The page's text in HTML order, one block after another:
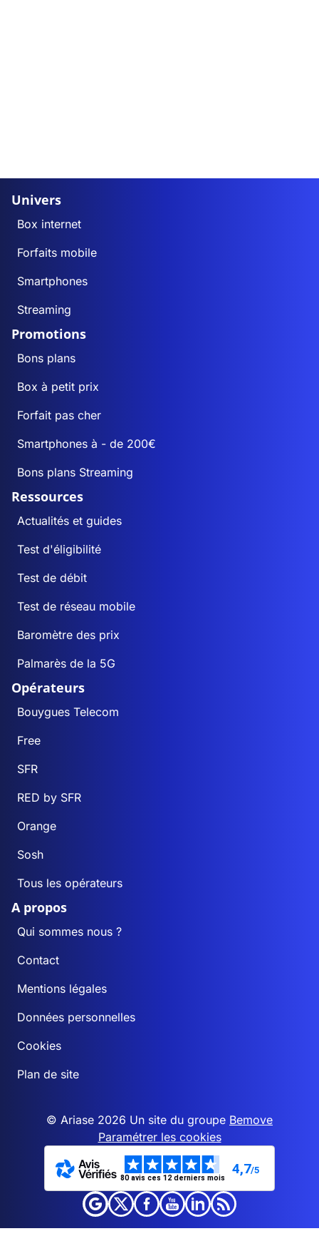
Univers
Box internet
Forfaits mobile
Smartphones
Streaming
Promotions
Bons plans
Box à petit prix
Forfait pas cher
Smartphones à - de 200€
Bons plans Streaming
Ressources
Actualités et guides
Test d'éligibilité
Test de débit
Test de réseau mobile
Baromètre des prix
Palmarès de la 5G
Opérateurs
Bouygues Telecom
Free
SFR
RED by SFR
Orange
Sosh
Tous les opérateurs
A propos
Qui sommes nous ?
Contact
Mentions légales
Données personnelles
Cookies
Plan de site
© Ariase 2026 Un site du groupe Bemove
Paramétrer les cookies
80 avis ces 12 derniers mois
4,7/5